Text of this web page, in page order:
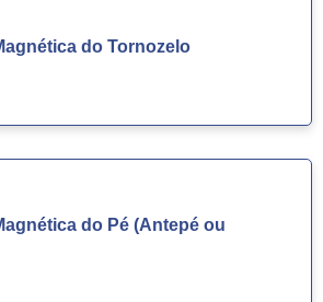
do Tornozelo
do Pé (Antepé ou